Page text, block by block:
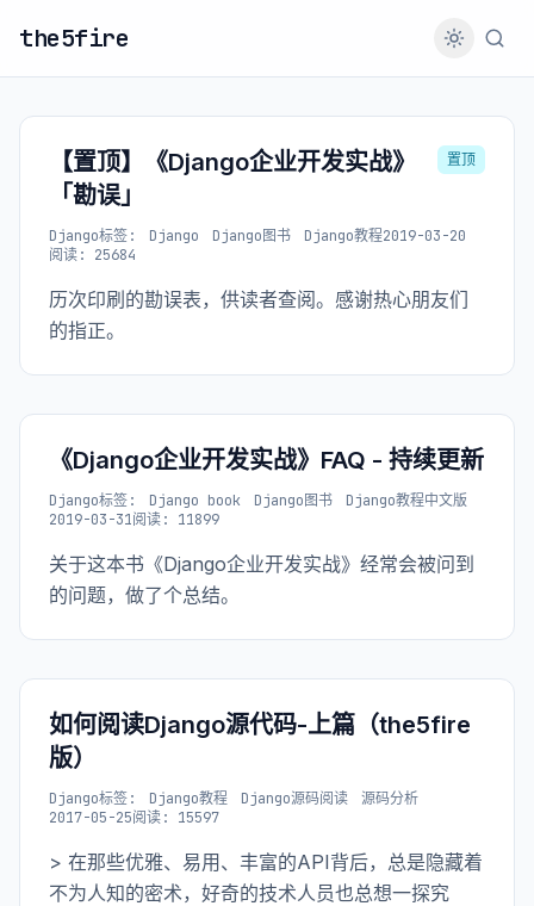
the5fire
【置顶】《Django企业开发实战》
「勘误」
置顶
Django标签: Django Django图书 Django教程2019-03-20
阅读: 25684
历次印刷的勘误表，供读者查阅。感谢热心朋友们
的指正。
《Django企业开发实战》FAQ - 持续更新
Django标签: Django book Django图书
Django教程中文版
2019-03-31阅读: 11899
关于这本书《Django企业开发实战》经常会被问到
的问题，做了个总结。
如何阅读Django源代码-上篇（the5fire
版）
Django标签: Django教程 Django源码阅读
源码分析
2017-05-25阅读: 15597
> 在那些优雅、易用、丰富的API背后，总是隐藏着
不为人知的密术，好奇的技术人员也总想一探究